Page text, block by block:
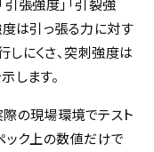
引張強度」「引裂強
度は引っ張る力に対す
にくさ、突刺強度は
します。
の現場環境でテスト
ック上の数値だけで